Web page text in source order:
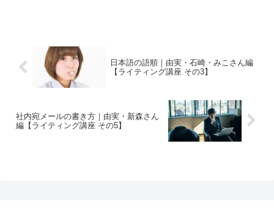
日本語の語順｜由実・石崎・みこさん編
【ライティング講座 その3】
社内宛メールの書き方｜由実・新森さん
編【ライティング講座 その5】